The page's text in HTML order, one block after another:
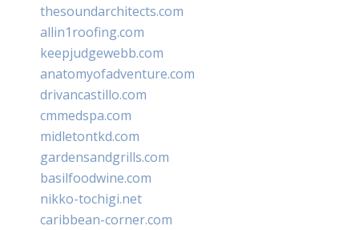
thesoundarchitects.com
allin1roofing.com
keepjudgewebb.com
anatomyofadventure.com
drivancastillo.com
cmmedspa.com
midletontkd.com
gardensandgrills.com
basilfoodwine.com
nikko-tochigi.net
caribbean-corner.com